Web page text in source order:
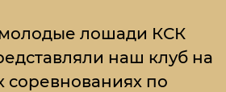
молодые лошади КСК
наш клуб на
соревнованиях по